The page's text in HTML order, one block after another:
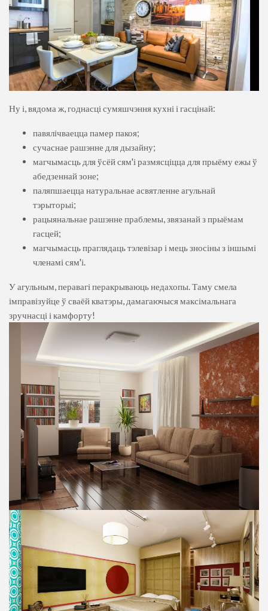
Ну і, вядома ж, годнасці сумяшчэння кухні і гасцінай:
павялічваецца памер пакоя;
сучаснае рашэнне для дызайну;
магчымасць для ўсёй сям'і размясціцца для прыёму ежы ў
абедзеннай зоне;
паляпшаецца натуральнае асвятленне агульнай
тэрыторыі;
рацыянальнае рашэнне праблемы, звязанай з прыёмам
гасцей;
магчымасць праглядаць тэлевізар і мець зносіны з іншымі
членамі сям'і.
У агульным, перавагі перакрываюць недахопы. Таму смела
імправізуйце ў сваёй кватэры, дамагаючыся максімальнага
зручнасці і камфорту!